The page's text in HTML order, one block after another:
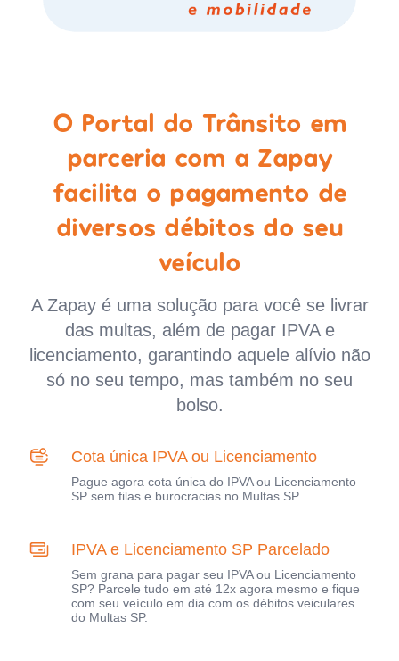
O Portal do Trânsito em
parceria com a Zapay
facilita o pagamento de
diversos débitos do seu
veículo
A Zapay é uma solução para você se livrar
das multas, além de pagar IPVA e
licenciamento, garantindo aquele alívio não
só no seu tempo, mas também no seu
bolso.
Cota única IPVA ou Licenciamento
Pague agora cota única do IPVA ou Licenciamento
SP sem filas e burocracias no Multas SP.
IPVA e Licenciamento SP Parcelado
Sem grana para pagar seu IPVA ou Licenciamento
SP? Parcele tudo em até 12x agora mesmo e fique
com seu veículo em dia com os débitos veiculares
do Multas SP.